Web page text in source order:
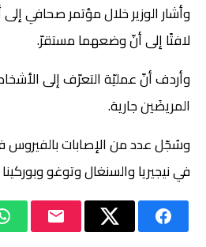
وأشار الوزير خلال مؤتمر صحافي
لافتًا إلى أنّ وضعهما مستقرّ.
وأردف أنّ عمليّة التعرّف إلى
المريضَين جارية.
وسُجّل عدد من الإصابات بالفيروس
في نيجيريا والسنغال وتوغو